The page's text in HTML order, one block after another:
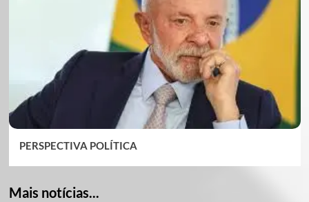
PERSPECTIVA POLÍTICA
Mais notícias...